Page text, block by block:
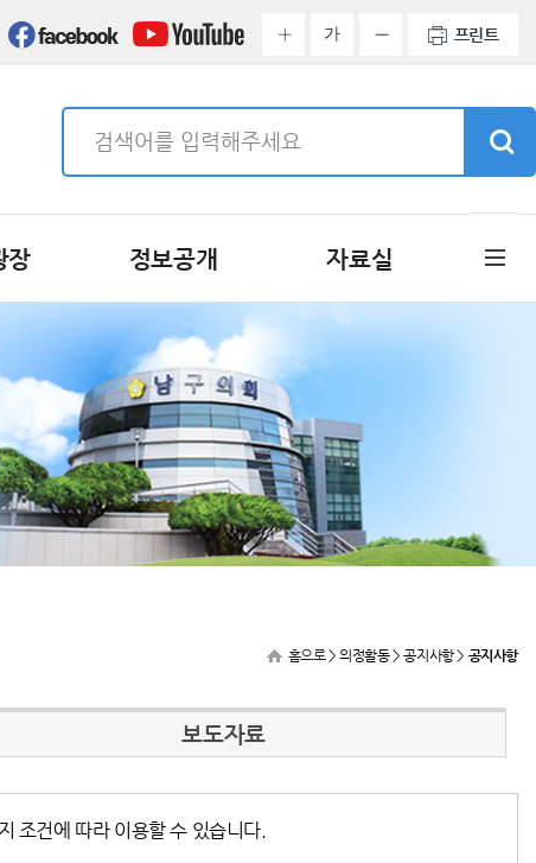
가 프린트
장 정보공개 자료실
홈으로> 의정활동 > 공지사항 > 공지사항
보도자료
조건에 따라 이용할 수 있습니다.